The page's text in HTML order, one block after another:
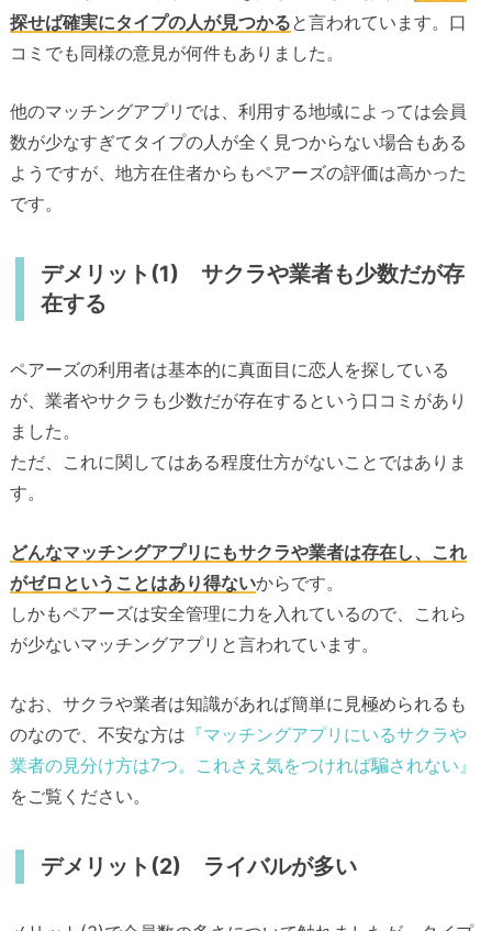
探せば確実にタイプの人が見つかると言われています。口
コミでも同様の意見が何件もありました。
他のマッチングアプリでは、利用する地域によっては会員
数が少なすぎてタイプの人が全く見つからない場合もある
ようですが、地方在住者からもペアーズの評価は高かった
です。
デメリット(1) サクラや業者も少数だが存
在する
ペアーズの利用者は基本的に真面目に恋人を探している
が、業者やサクラも少数だが存在するという口コミがあり
ました。
ただ、これに関してはある程度仕方がないことではありま
す。
どんなマッチングアプリにもサクラや業者は存在し、これ
がゼロということはあり得ないからです。
しかもペアーズは安全管理に力を入れているので、これら
が少ないマッチングアプリと言われています。
なお、サクラや業者は知識があれば簡単に見極められるも
のなので、不安な方は 『マッチングアプリにいるサクラや
業者の見分け方は7つ。これさえ気をつければ騙されない』
をご覧ください。
デメリット(2) ライバルが多い